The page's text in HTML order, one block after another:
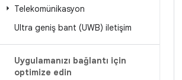
Telekomünikasyon
Ultra geniş bant (UWB) iletişim
Uygulamanızı bağlantı için
optimize edin